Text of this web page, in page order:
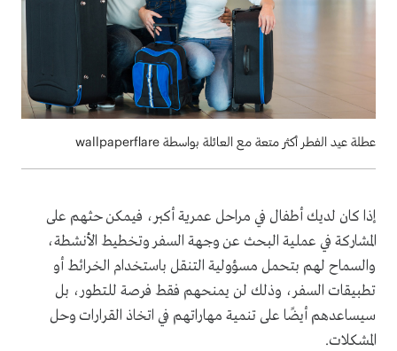
عطلة عيد الفطر أكثر متعة مع العائلة بواسطة wallpaperflare
إذا كان لديك أطفال في مراحل عمرية أكبر، فيمكن حثهم على
المشاركة في عملية البحث عن وجهة السفر وتخطيط الأنشطة،
والسماح لهم بتحمل مسؤولية التنقل باستخدام الخرائط أو
تطبيقات السفر، وذلك لن يمنحهم فقط فرصة للتطور، بل
سيساعدهم أيضًا على تنمية مهاراتهم في اتخاذ القرارات وحل
المشكلات.